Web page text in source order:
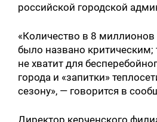
российской городской
«Количество в 8
было названо критическим;
не хватит для
города и «запитки»
сезону», — говорится в
Директор керченского